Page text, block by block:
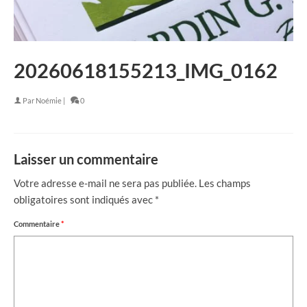
20260618155213_IMG_0162
Par Noémie | 0
Laisser un commentaire
Votre adresse e-mail ne sera pas publiée. Les champs
obligatoires sont indiqués avec *
Commentaire*